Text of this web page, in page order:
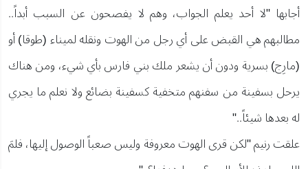
أجابها "لا أحد يعلم الجواب، وهم لا يفصحون عن السبب أبداً..
مطالبهم هي القبض على أي رجل من الهوت ونقله لميناء (طوقا) أو
(مارِج) بسرية ودون أن يشعر ملك بني فارس بأي شيء، ومن هناك
يرحل بسفينة من سفنهم متخفية كسفينة بضائع ولا نعلم ما يجري
له بعدها شيئاً.."
علقت رنيم "لكن قرى الهوت معروفة وليس صعباً الوصول إليها، فلمَ